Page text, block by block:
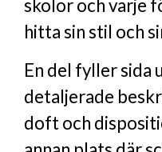
skolor och varje
hitta sin stil och
En del fyller sida
detaljerade
doft och